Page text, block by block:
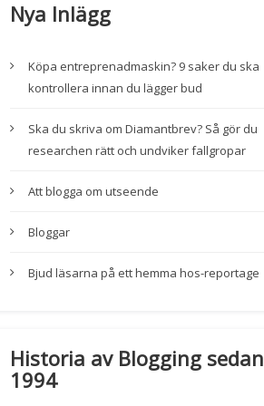
Nya Inlägg
Köpa entreprenadmaskin? 9 saker du ska
kontrollera innan du lägger bud
Ska du skriva om Diamantbrev? Så gör du
researchen rätt och undviker fallgropar
Att blogga om utseende
Bloggar
Bjud läsarna på ett hemma hos-reportage
Historia av Blogging sedan
1994